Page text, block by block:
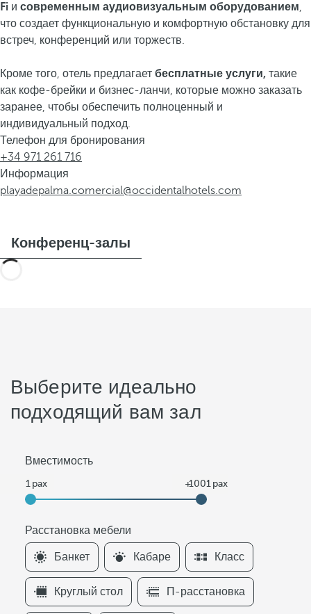
Fi и современным аудиовизуальным оборудованием,
что создает функциональную и комфортную обстановку для
встреч, конференций или торжеств.
Кроме того, отель предлагает бесплатные услуги, такие
как кофе-брейки и бизнес-ланчи, которые можно заказать
заранее, чтобы обеспечить полноценный и
индивидуальный подход.
Телефон для бронирования
+34 971 261 716
Информация
playadepalma.comercial@occidentalhotels.com
Конференц-залы
Выберите идеально
подходящий вам зал
Вместимость
Расстановка мебели
F
i
l
t
Банкет Кабаре Класс
Круглый стол П-расстановка